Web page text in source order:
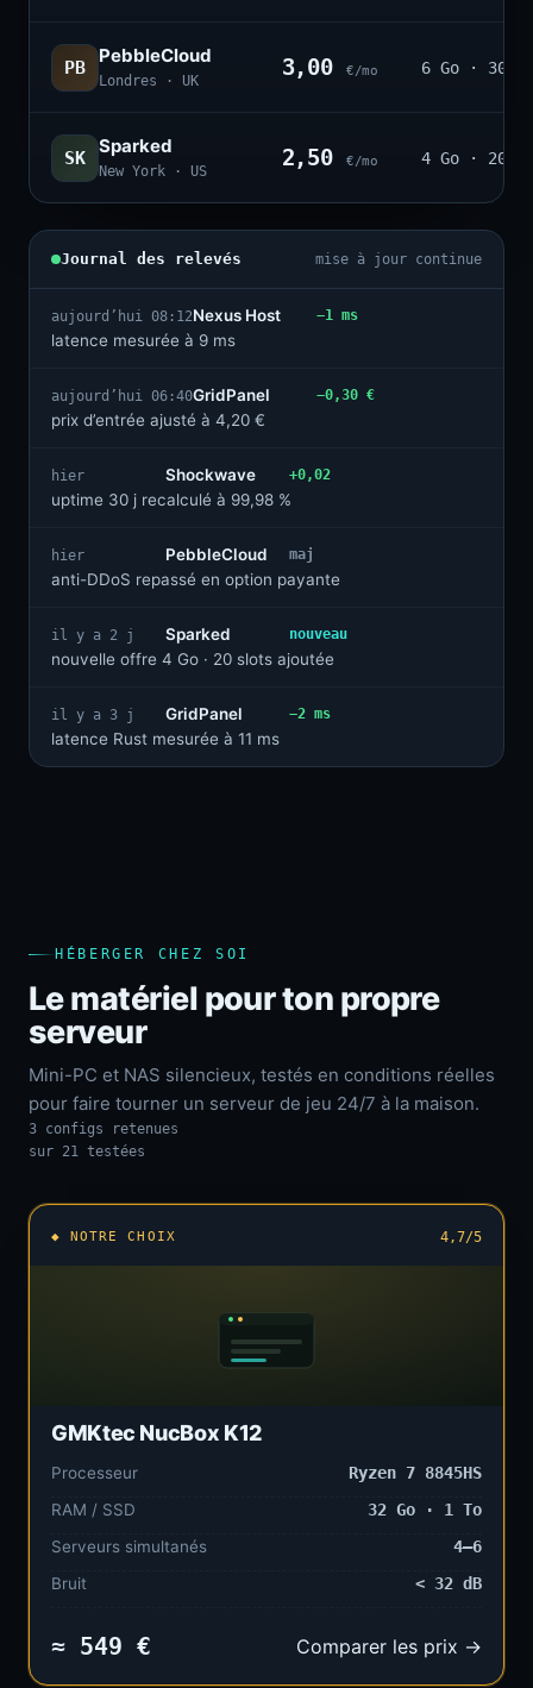
PB
PebbleCloud
Londres · UK
3,00 €/mo 6 Go · 30
SK
Sparked
New York · US
2,50 €/mo 4 Go · 20
Journal des relevés mise à jour continue
aujourd’hui 08:12Nexus Host
latence mesurée à 9 ms
−1 ms
aujourd’hui 06:40GridPanel
prix d’entrée ajusté à 4,20 €
−0,30 €
hier
Shockwave
uptime 30 j recalculé à 99,98 %
+0,02
hier
PebbleCloud
anti-DDoS repassé en option payante
maj
il y a 2 j
Sparked
nouvelle offre 4 Go · 20 slots ajoutée
nouveau
il y a 3 j
GridPanel
latence Rust mesurée à 11 ms
−2 ms
HÉBERGER CHEZ SOI
Le matériel pour ton propre
serveur
Mini-PC et NAS silencieux, testés en conditions réelles
pour faire tourner un serveur de jeu 24/7 à la maison.
3 configs retenues
sur 21 testées
◆ NOTRE CHOIX 4,7/5
GMKtec NucBox K12
Processeur
Ryzen 7 8845HS
RAM / SSD
32 Go · 1 To
Serveurs simultanés
4–6
Bruit
< 32 dB
≈ 549 € Comparer les prix →